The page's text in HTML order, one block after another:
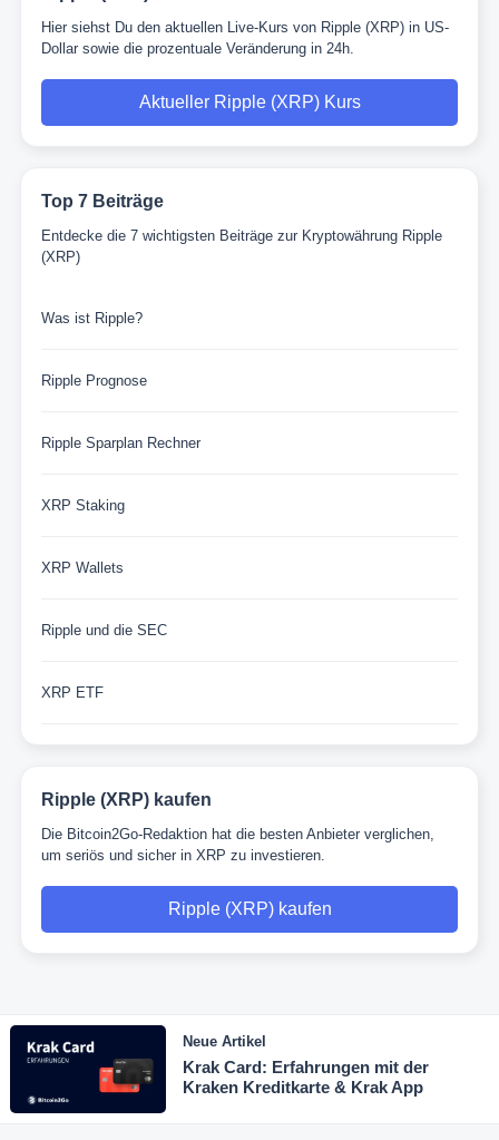
Hier siehst Du den aktuellen Live-Kurs von Ripple (XRP) in US-
Dollar sowie die prozentuale Veränderung in 24h.
Aktueller Ripple (XRP) Kurs
Top 7 Beiträge
Entdecke die 7 wichtigsten Beiträge zur Kryptowährung Ripple
(XRP)
Was ist Ripple?
Ripple Prognose
Ripple Sparplan Rechner
XRP Staking
XRP Wallets
Ripple und die SEC
XRP ETF
Ripple (XRP) kaufen
Die Bitcoin2Go-Redaktion hat die besten Anbieter verglichen,
um seriös und sicher in XRP zu investieren.
Ripple (XRP) kaufen
Neue Artikel
Krak Card: Erfahrungen mit der
Kraken Kreditkarte & Krak App